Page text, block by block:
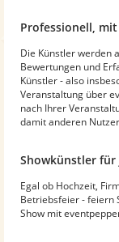
Professionell,
Die Künstler werden
Bewertungen und
Künstler - also
Veranstaltung über
nach Ihrer
damit anderen
Showkünstler für
Egal ob Hochzeit,
Betriebsfeier - feiern
Show mit